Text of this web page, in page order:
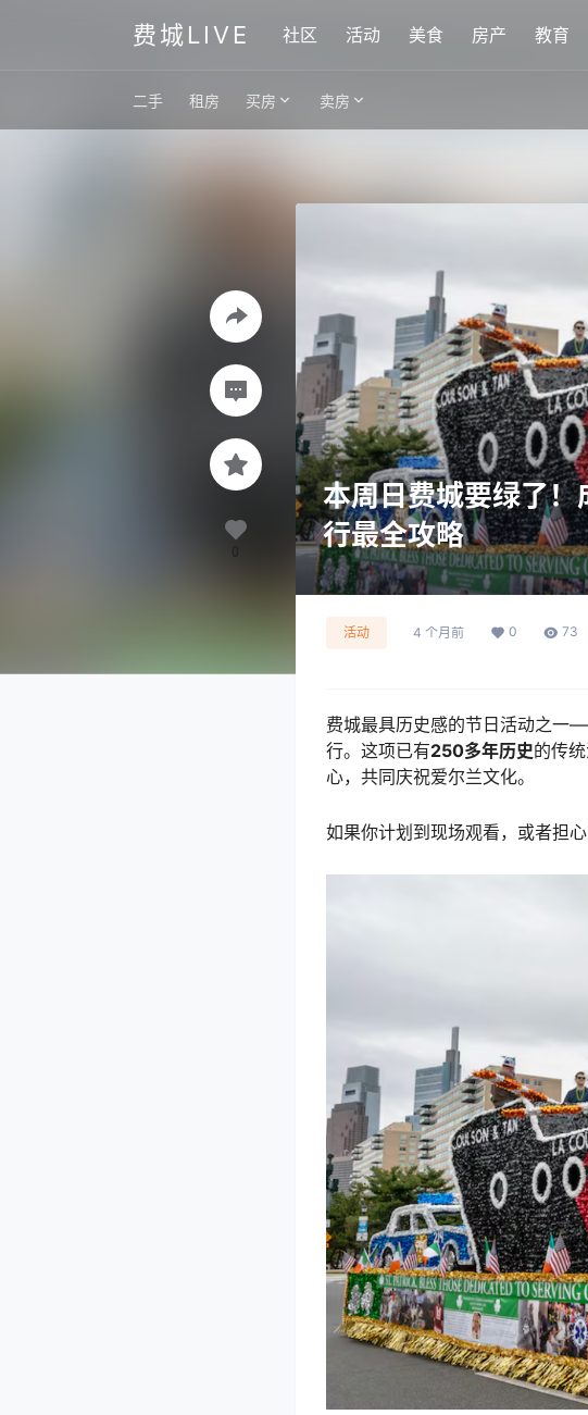
费城LIVE 社区 活动 美食 房产 教育
二手 租房 买房 卖房
本周日费城要绿了
行最全攻略
活动 4 个月前 0 73
费城最具历史感的节日活动之
行。这项已有250多年历史的传
心，共同庆祝爱尔兰文化。
如果你计划到现场观看，或者担